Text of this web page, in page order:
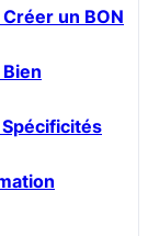
un BON